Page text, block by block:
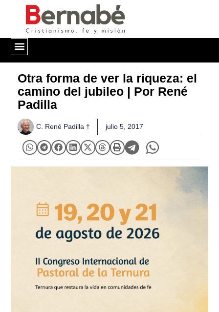
Otra forma de ver la riqueza: el
camino del jubileo | Por René
Padilla
C. René Padilla † julio 5, 2017